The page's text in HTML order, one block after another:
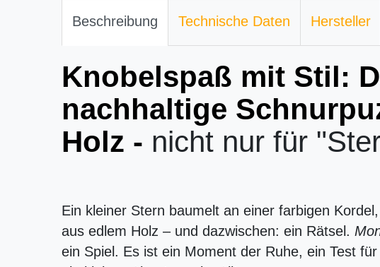
Beschreibung Technische Daten Hersteller
Knobelspaß mit Stil:
nachhaltige
Holz - nicht nur für
Ein kleiner Stern baumelt an einer farbigen
aus edlem Holz – und dazwischen: ein Rätsel.
ein Spiel. Es ist ein Moment der Ruhe, ein Test